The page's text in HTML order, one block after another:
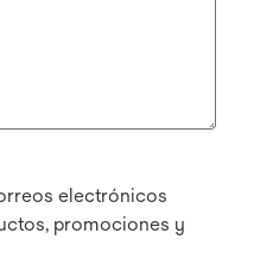
electrónicos
promociones y